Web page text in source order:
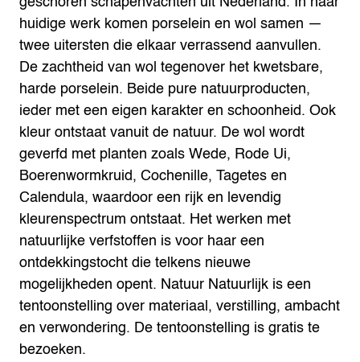
huidige werk komen porselein en wol samen —
twee uitersten die elkaar verrassend aanvullen.
De zachtheid van wol tegenover het kwetsbare,
harde porselein. Beide pure natuurproducten,
ieder met een eigen karakter en schoonheid. Ook
kleur ontstaat vanuit de natuur. De wol wordt
geverfd met planten zoals Wede, Rode Ui,
Boerenwormkruid, Cochenille, Tagetes en
Calendula, waardoor een rijk en levendig
kleurenspectrum ontstaat. Het werken met
natuurlijke verfstoffen is voor haar een
ontdekkingstocht die telkens nieuwe
mogelijkheden opent. Natuur Natuurlijk is een
tentoonstelling over materiaal, verstilling, ambacht
en verwondering. De tentoonstelling is gratis te
bezoeken.